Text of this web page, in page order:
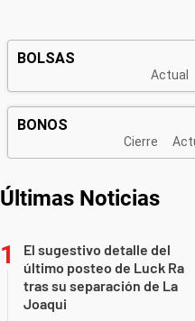
Últimas Noticias
El sugestivo detalle del
último posteo de Luck Ra
tras su separación de La
Joaqui